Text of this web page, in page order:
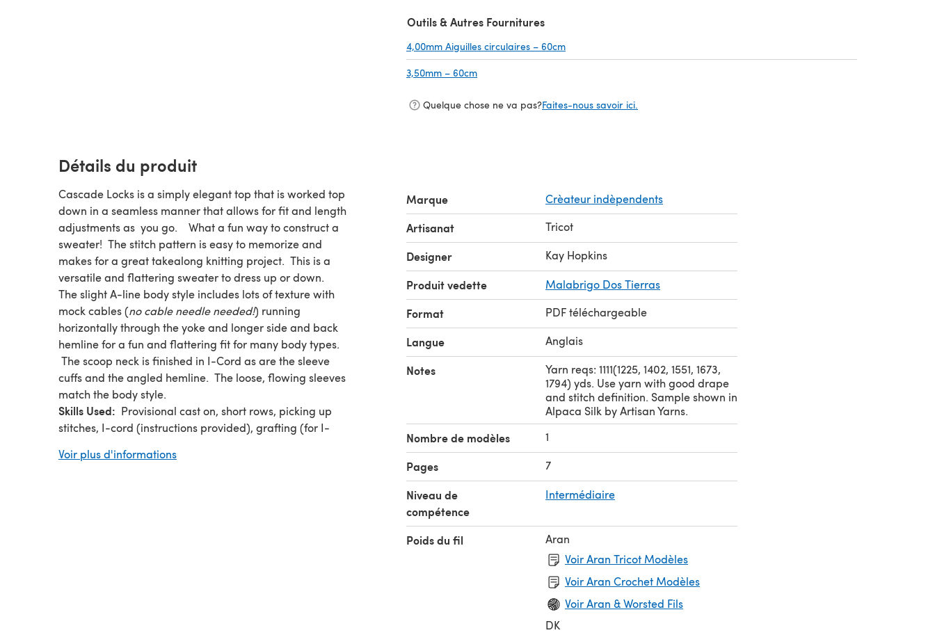
Outils & Autres Fournitures
4,00mm Aiguilles circulaires – 60cm
3,50mm – 60cm
Quelque chose ne va pas?Faites-nous savoir ici.
Détails du produit
Cascade Locks is a simply elegant top that is worked top
down in a seamless manner that allows for fit and length
adjustments as you go. What a fun way to construct a
sweater! The stitch pattern is easy to memorize and
makes for a great takealong knitting project. This is a
versatile and flattering sweater to dress up or down.
The slight A-line body style includes lots of texture with
mock cables (no cable needle needed!) running
horizontally through the yoke and longer side and back
hemline for a fun and flattering fit for many body types.
The scoop neck is finished in I-Cord as are the sleeve
cuffs and the angled hemline. The loose, flowing sleeves
match the body style.
Skills Used: Provisional cast on, short rows, picking up
stitches, I-cord (instructions provided), grafting (for I-
Skill level: Advanced Beginner
Voir plus d'informations
Marque Crèateur indèpendents
Artisanat Tricot
Designer Kay Hopkins
Produit vedette Malabrigo Dos Tierras
Format PDF téléchargeable
Langue Anglais
Notes
Yarn reqs: 1111(1225, 1402, 1551, 1673,
1794) yds. Use yarn with good drape
and stitch definition. Sample shown in
Alpaca Silk by Artisan Yarns.
Nombre de modèles 1
Pages 7
Niveau de
compétence
Intermédiaire
Poids du fil
Aran
Voir Aran Tricot Modèles
Voir Aran Crochet Modèles
Voir Aran & Worsted Fils
DK